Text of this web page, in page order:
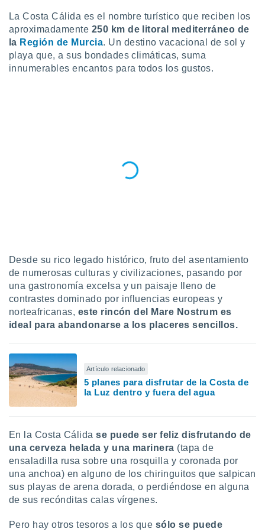
en
más
nuestra
y
de
En
de que
el sitio
se
para
aunque
no
Puedes
acceder a
abono
La Costa Cálida es el nombre turístico que reciben los
aproximadamente 250 km de litoral mediterráneo de
la Región de Murcia. Un destino vacacional de sol y
playa que, a sus bondades climáticas, suma
innumerables encantos para todos los gustos.
Desde su rico legado histórico, fruto del asentamiento
de numerosas culturas y civilizaciones, pasando por
una gastronomía excelsa y un paisaje lleno de
contrastes dominado por influencias europeas y
norteafricanas, este rincón del Mare Nostrum es
ideal para abandonarse a los placeres sencillos.
Artículo relacionado
5 planes para disfrutar de la Costa de
la Luz dentro y fuera del agua
En la Costa Cálidase puede ser feliz disfrutando de
una cerveza helada y una marinera (tapa de
ensaladilla rusa sobre una rosquilla y coronada por
una anchoa) en alguno de los chiringuitos que salpican
sus playas de arena dorada, o perdiéndose en alguna
de sus recónditas calas vírgenes.
Pero hay otros tesoros a los que sólo se puede